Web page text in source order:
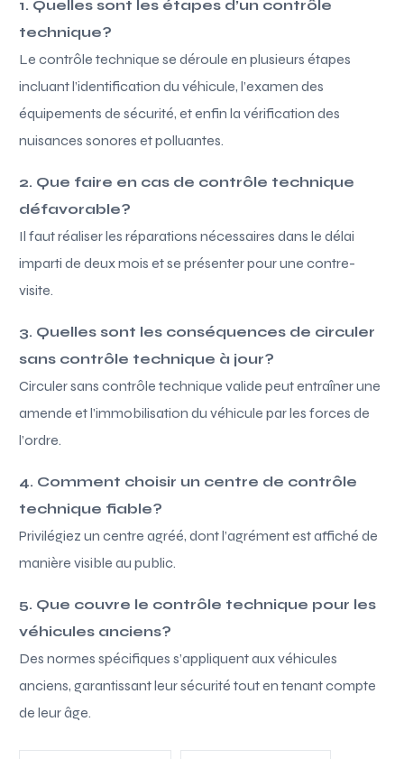
1. Quelles sont les étapes d’un contrôle
technique?
Le contrôle technique se déroule en plusieurs étapes
incluant l’identification du véhicule, l’examen des
équipements de sécurité, et enfin la vérification des
nuisances sonores et polluantes.
2. Que faire en cas de contrôle technique
défavorable?
Il faut réaliser les réparations nécessaires dans le délai
imparti de deux mois et se présenter pour une contre-
visite.
3. Quelles sont les conséquences de circuler
sans contrôle technique à jour?
Circuler sans contrôle technique valide peut entraîner une
amende et l’immobilisation du véhicule par les forces de
l’ordre.
4. Comment choisir un centre de contrôle
technique fiable?
Privilégiez un centre agréé, dont l’agrément est affiché de
manière visible au public.
5. Que couvre le contrôle technique pour les
véhicules anciens?
Des normes spécifiques s’appliquent aux véhicules
anciens, garantissant leur sécurité tout en tenant compte
de leur âge.